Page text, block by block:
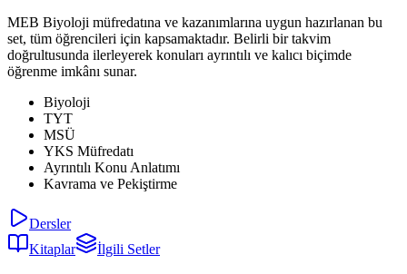
MEB Biyoloji müfredatına ve kazanımlarına uygun hazırlanan bu
set, tüm öğrencileri için kapsamaktadır. Belirli bir takvim
doğrultusunda ilerleyerek konuları ayrıntılı ve kalıcı biçimde
öğrenme imkânı sunar.
Biyoloji
TYT
MSÜ
YKS Müfredatı
Ayrıntılı Konu Anlatımı
Kavrama ve Pekiştirme
Dersler
Kitaplar
İlgili Setler